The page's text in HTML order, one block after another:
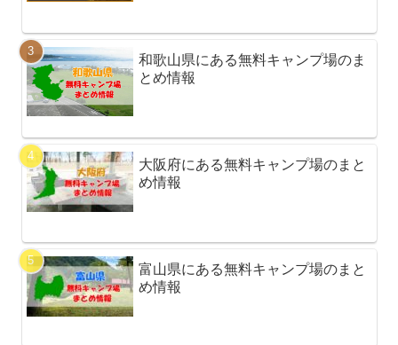
和歌山県にある無料キャンプ場のま
とめ情報
大阪府にある無料キャンプ場のまと
め情報
富山県にある無料キャンプ場のまと
め情報